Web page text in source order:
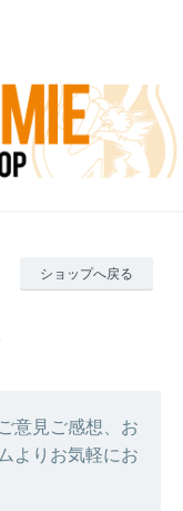
ショップへ戻る
意見ご感想、お
よりお気軽にお